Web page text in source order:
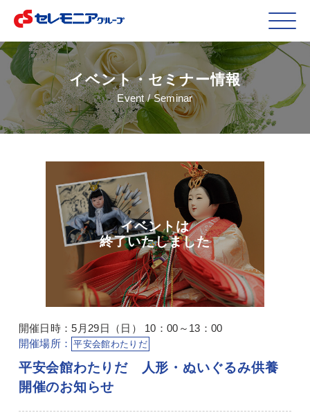
イベント・セミナー情報
Event / Seminar
開催日時：5月29日（日） 10：00～13：00
開催場所：
平安会館わたりだ
平安会館わたりだ 人形・ぬいぐるみ供養
開催のお知らせ